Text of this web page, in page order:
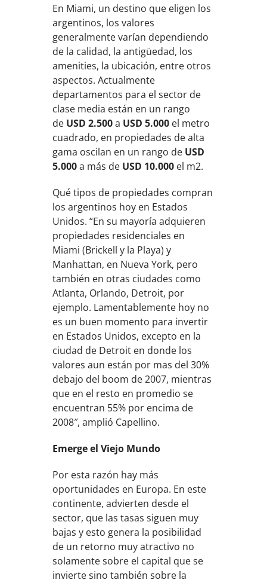
En Miami, un destino que eligen los
argentinos, los valores
generalmente varían dependiendo
de la calidad, la antigüedad, los
amenities, la ubicación, entre otros
aspectos. Actualmente
departamentos para el sector de
clase media están en un rango
de USD 2.500a USD 5.000 el metro
cuadrado, en propiedades de alta
gama oscilan en un rango de USD
5.000a más de USD 10.000 el m2.
Qué tipos de propiedades compran
los argentinos hoy en Estados
Unidos. “En su mayoría adquieren
propiedades residenciales en
Miami (Brickell y la Playa) y
Manhattan, en Nueva York, pero
también en otras ciudades como
Atlanta, Orlando, Detroit, por
ejemplo. Lamentablemente hoy no
es un buen momento para invertir
en Estados Unidos, excepto en la
ciudad de Detroit en donde los
valores aun están por mas del 30%
debajo del boom de 2007, mientras
que en el resto en promedio se
encuentran 55% por encima de
2008″, amplió Capellino.
Emerge el Viejo Mundo
Por esta razón hay más
oportunidades en Europa. En este
continente, advierten desde el
sector, que las tasas siguen muy
bajas y esto genera la posibilidad
de un retorno muy atractivo no
solamente sobre el capital que se
invierte sino también sobre la